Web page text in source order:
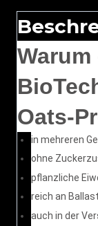
Oats-
in mehreren
ohne
pflanzliche
reich an
auch in der